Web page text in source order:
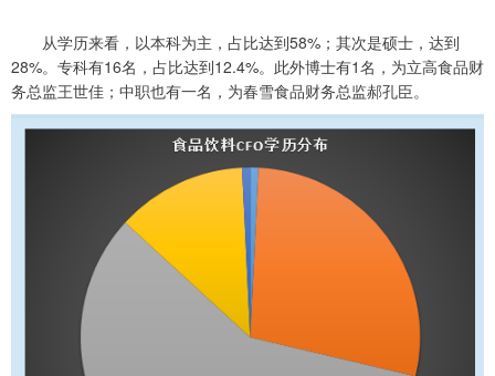
从学历来看，以本科为主，占比达到58%；其次是硕士，达到
28%。专科有16名，占比达到12.4%。此外博士有1名，为立高食品财
务总监王世佳；中职也有一名，为春雪食品财务总监郝孔臣。